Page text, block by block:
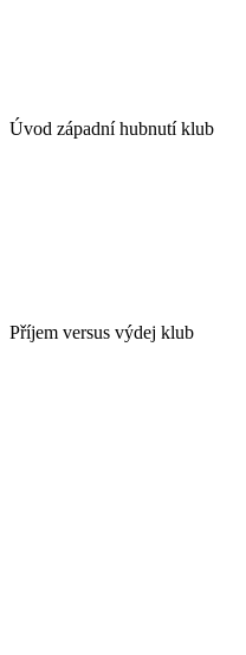
Úvod západní hubnutí klub
Příjem versus výdej klub